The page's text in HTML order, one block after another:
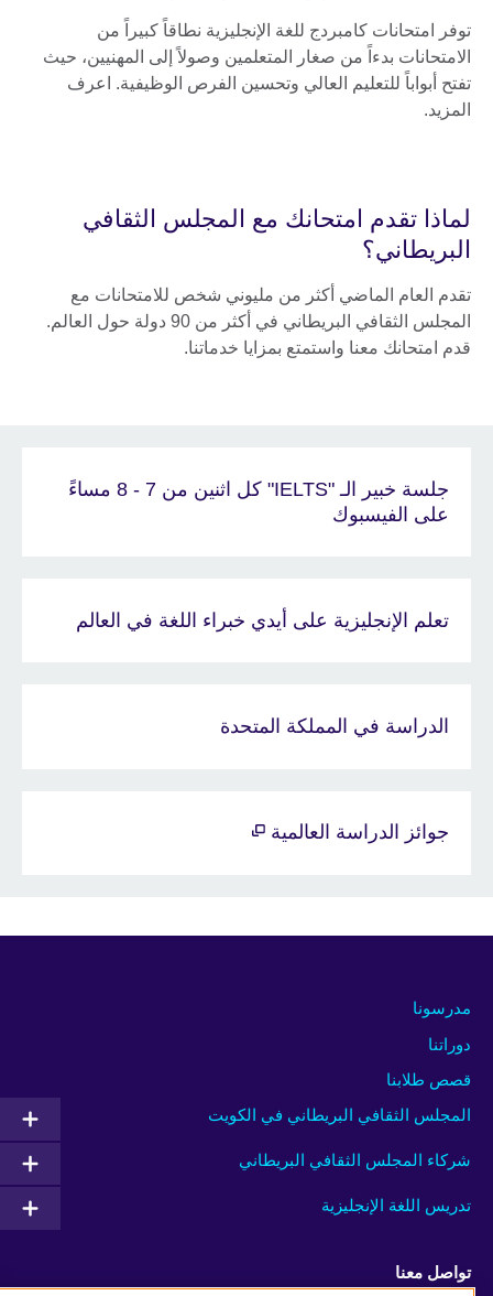
توفر امتحانات كامبردج للغة الإنجليزية نطاقاً كبيراً من
الامتحانات بدءاً من صغار المتعلمين وصولاً إلى المهنيين، حيث
تفتح أبواباً للتعليم العالي وتحسين الفرص الوظيفية. اعرف
المزيد.
لماذا تقدم امتحانك مع المجلس الثقافي
البريطاني؟
تقدم العام الماضي أكثر من مليوني شخص للامتحانات مع
المجلس الثقافي البريطاني في أكثر من 90 دولة حول العالم.
قدم امتحانك معنا واستمتع بمزايا خدماتنا.
جلسة خبير الـ "IELTS" كل اثنين من 7 - 8 مساءً
على الفيسبوك
تعلم الإنجليزية على أيدي خبراء اللغة في العالم
الدراسة في المملكة المتحدة
جوائز الدراسة العالمية
مدرسونا
دوراتنا
قصص طلابنا
المجلس الثقافي البريطاني في الكويت
شركاء المجلس الثقافي البريطاني
تدريس اللغة الإنجليزية
تواصل معنا